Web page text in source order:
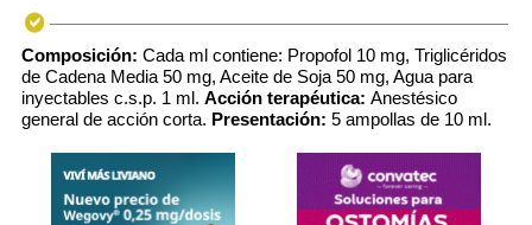
Composición: Cada ml contiene: Propofol 10 mg, Triglicéridos
de Cadena Media 50 mg, Aceite de Soja 50 mg, Agua para
inyectables c.s.p. 1 ml. Acción terapéutica: Anestésico
general de acción corta. Presentación: 5 ampollas de 10 ml.